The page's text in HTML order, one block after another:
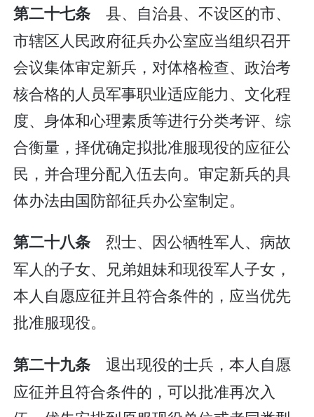
第二十七条 县、自治县、不设区的市、
市辖区人民政府征兵办公室应当组织召开
会议集体审定新兵，对体格检查、政治考
核合格的人员军事职业适应能力、文化程
度、身体和心理素质等进行分类考评、综
合衡量，择优确定拟批准服现役的应征公
民，并合理分配入伍去向。审定新兵的具
体办法由国防部征兵办公室制定。
第二十八条 烈士、因公牺牲军人、病故
军人的子女、兄弟姐妹和现役军人子女，
本人自愿应征并且符合条件的，应当优先
批准服现役。
第二十九条 退出现役的士兵，本人自愿
应征并且符合条件的，可以批准再次入